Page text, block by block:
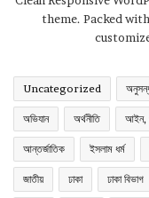
theme. Packed
Uncategorized
অভিযান অর্থনীতি আইন,
আন্তর্জাতিক ইসলাম ধর্ম
জাতীয় ঢাকা ঢাকা বিভাগ